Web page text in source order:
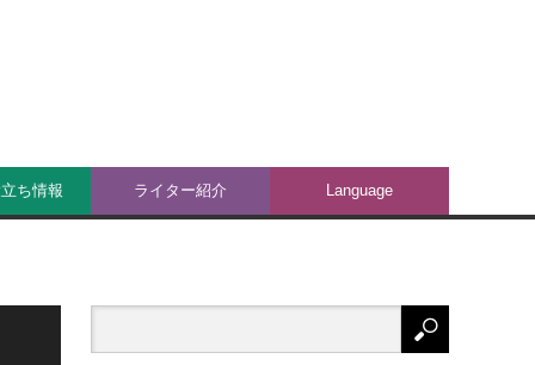
ち情報 ライター紹介 Language